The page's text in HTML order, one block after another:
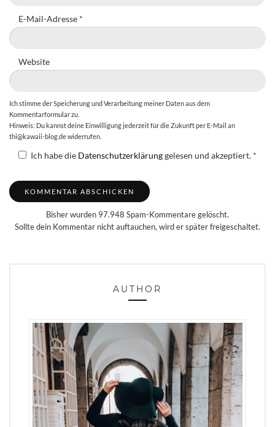
E-Mail-Adresse *
Website
Ich stimme der Speicherung und Verarbeitung meiner Daten aus dem
Kommentarformular zu.
Hinweis: Du kannst deine Einwilligung jederzeit für die Zukunft per E-Mail an
thi@kawaii-blog.de widerrufen.
Ich habe die Datenschutzerklärunggelesen und akzeptiert. *
Bisher wurden 97.948 Spam-Kommentare gelöscht.
Sollte dein Kommentar nicht auftauchen, wird er später freigeschaltet.
AUTHOR